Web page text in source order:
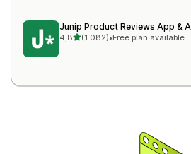
Junip Product Reviews App &
4,8z 5 hvězd
(1 082)
Celkový počet recenzí: 1082
•Free plan available